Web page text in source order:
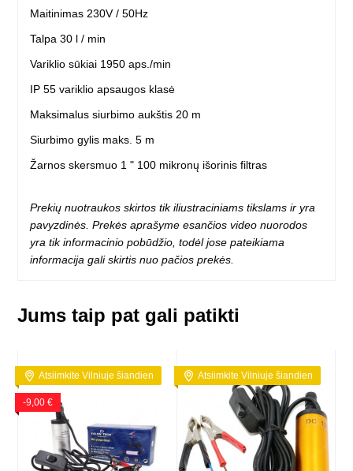
Maitinimas 230V / 50Hz
Talpa 30 l / min
Variklio sūkiai 1950 aps./min
IP 55 variklio apsaugos klasė
Maksimalus siurbimo aukštis 20 m
Siurbimo gylis maks. 5 m
Žarnos skersmuo 1 " 100 mikronų išorinis filtras
Prekių nuotraukos skirtos tik iliustraciniams tikslams ir yra
pavyzdinės. Prekės aprašyme esančios video nuorodos
yra tik informacinio pobūdžio, todėl jose pateikiama
informacija gali skirtis nuo pačios prekės.
Jums taip pat gali patikti
Atsiimkite Vilniuje šiandien
-9,00 €
Atsiimkite Vilniuje šiandien